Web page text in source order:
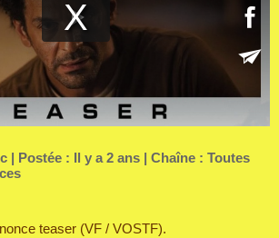
| Postée : Il y a 2 ans | Chaîne : Toutes
teaser (VF / VOSTF).